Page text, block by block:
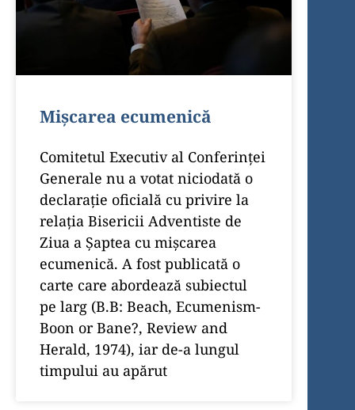
Mișcarea ecumenică
Comitetul Executiv al Conferinței
Generale nu a votat niciodată o
declarație oficială cu privire la
relația Bisericii Adventiste de
Ziua a Șaptea cu mișcarea
ecumenică. A fost publicată o
carte care abordează subiectul
pe larg (B.B: Beach, Ecumenism-
Boon or Bane?, Review and
Herald, 1974), iar de-a lungul
timpului au apărut